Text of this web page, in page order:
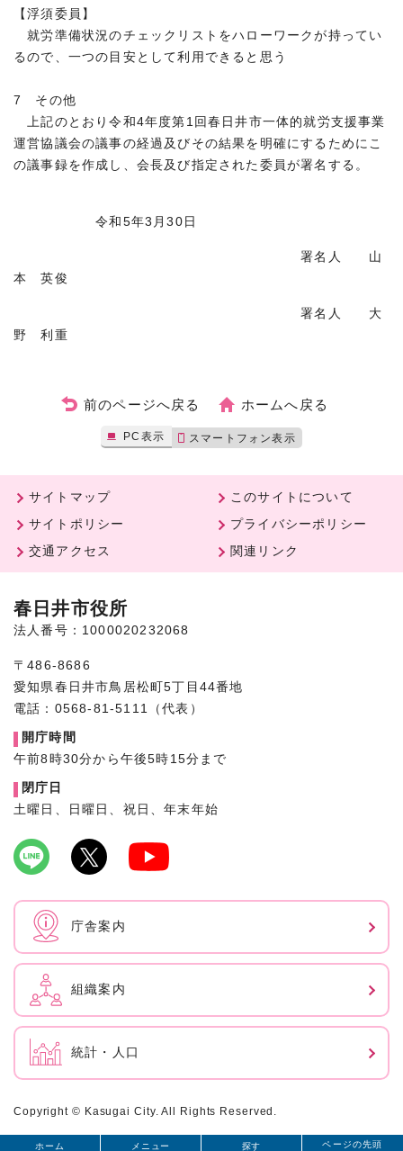
【浮須委員】
就労準備状況のチェックリストをハローワークが持ってい
るので、一つの目安として利用できると思う
7 その他
上記のとおり令和4年度第1回春日井市一体的就労支援事業
運営協議会の議事の経過及びその結果を明確にするためにこ
の議事録を作成し、会長及び指定された委員が署名する。
令和5年3月30日
署名人 山
本 英俊
署名人 大
野 利重
前のページへ戻る ホームへ戻る
PC表示 スマートフォン表示
メニュー
ホーム 探す ページの先頭
サイトマップ
このサイトについて
サイトポリシー
プライバシーポリシー
交通アクセス
関連リンク
春日井市役所
法人番号：1000020232068
〒486-8686
愛知県春日井市鳥居松町5丁目44番地
電話：0568-81-5111（代表）
開庁時間
午前8時30分から午後5時15分まで
閉庁日
土曜日、日曜日、祝日、年末年始
庁舎案内
組織案内
統計・人口
Copyright © Kasugai City. All Rights Reserved.